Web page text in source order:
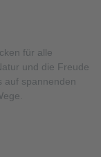
für alle
und die Freude
auf spannenden